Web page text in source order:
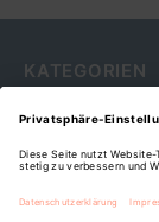
KATEGORIEN
SERVICE
RECHTLICHES